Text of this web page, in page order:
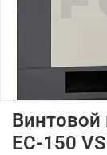
Винтовой
EC-150